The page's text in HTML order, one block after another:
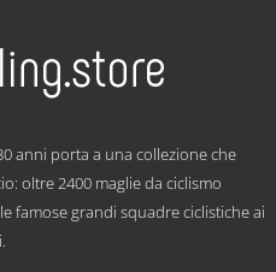
varianti.
opzioni
essere
nella
pagina
anni porta a una collezione che
oltre 2400 maglie da ciclismo
famose grandi squadre ciclistiche ai